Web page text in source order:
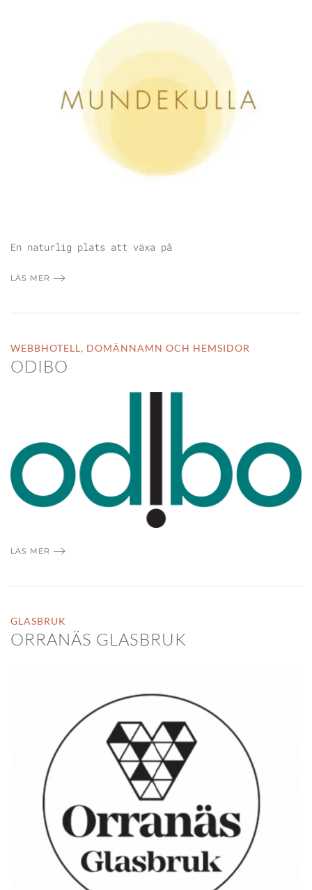
En naturlig plats att växa på
LÄS MER
WEBBHOTELL, DOMÄNNAMN OCH HEMSIDOR
ODIBO
LÄS MER
GLASBRUK
ORRANÄS GLASBRUK